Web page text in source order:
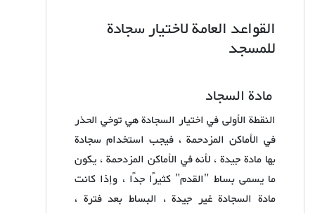
القواعد العامة لاختيار سجادة
للمسجد
مادة السجاد
النقطة الأولى في اختيار السجادة هي توخي الحذر
في الأماكن المزدحمة ، فيجب استخدام سجادة
بها مادة جيدة ، لأنه في الأماكن المزدحمة ، يكون
ما يسمى بساط "القدم" كثيرًا جدًا ، وإذا كانت
مادة السجادة غير جيدة ، البساط بعد فترة ،